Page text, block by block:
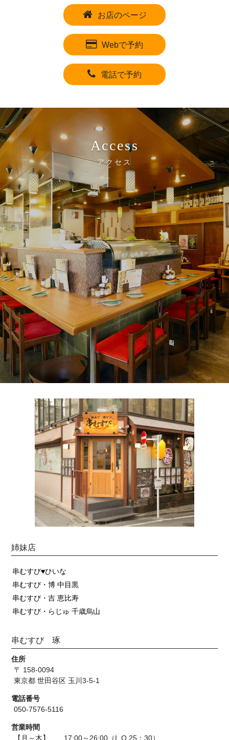
お店のページ
Webで予約
電話で予約
Access
アクセス
姉妹店
串むすび♥ひいな
串むすび・博 中目黒
串むすび・吉 恵比寿
串むすび・らじゅ 千歳烏山
串むすび 琢
住所
〒 158-0094
東京都 世田谷区 玉川3-5-1
電話番号
050-7576-5116
営業時間
【月～木】 17:00～26:00（L.O.25：30）